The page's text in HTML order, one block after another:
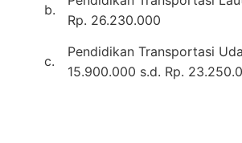
b.
Rp. 26.230.000
c.
Pendidikan Transportasi
15.900.000 s.d. Rp.